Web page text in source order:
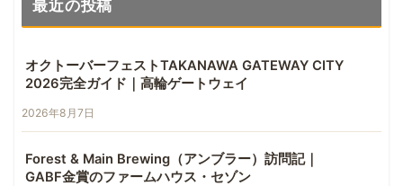
最近の投稿
オクトーバーフェストTAKANAWA GATEWAY CITY
2026完全ガイド｜高輪ゲートウェイ
2026年8月7日
Forest & Main Brewing（アンブラー）訪問記｜
GABF金賞のファームハウス・セゾン